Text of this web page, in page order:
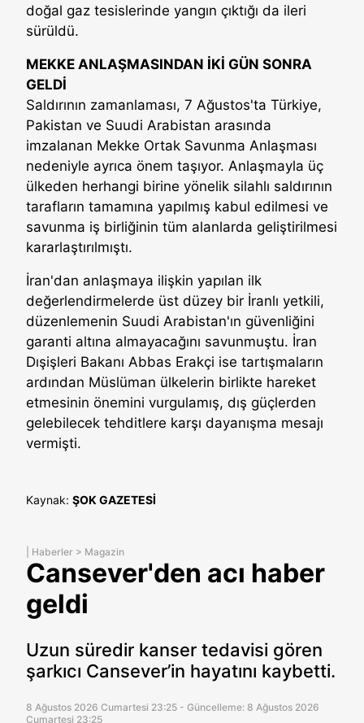
doğal gaz tesislerinde yangın çıktığı da ileri
sürüldü.
MEKKE ANLAŞMASINDAN İKİ GÜN SONRA
GELDİ
Saldırının zamanlaması, 7 Ağustos'ta Türkiye,
Pakistan ve Suudi Arabistan arasında
imzalanan Mekke Ortak Savunma Anlaşması
nedeniyle ayrıca önem taşıyor. Anlaşmayla üç
ülkeden herhangi birine yönelik silahlı saldırının
tarafların tamamına yapılmış kabul edilmesi ve
savunma iş birliğinin tüm alanlarda geliştirilmesi
kararlaştırılmıştı.
İran'dan anlaşmaya ilişkin yapılan ilk
değerlendirmelerde üst düzey bir İranlı yetkili,
düzenlemenin Suudi Arabistan'ın güvenliğini
garanti altına almayacağını savunmuştu. İran
Dışişleri Bakanı Abbas Erakçi ise tartışmaların
ardından Müslüman ülkelerin birlikte hareket
etmesinin önemini vurgulamış, dış güçlerden
gelebilecek tehditlere karşı dayanışma mesajı
vermişti.
Kaynak: ŞOK GAZETESİ
Haberler > Magazin
Cansever'den acı haber
geldi
Uzun süredir kanser tedavisi gören
şarkıcı Cansever’in hayatını kaybetti.
8 Ağustos 2026 Cumartesi 23:25 - Güncelleme: 8 Ağustos 2026
Cumartesi 23:25